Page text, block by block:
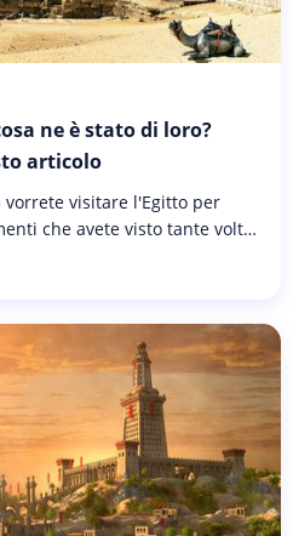
ne è stato di loro?
articolo
visitare l'Egitto per
che avete visto tante volte